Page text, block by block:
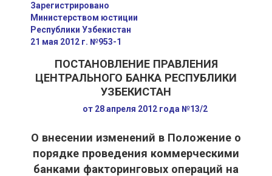
Зарегистрировано
Министерством юстиции
Республики Узбекистан
21 мая 2012 г. №953-1
ПОСТАНОВЛЕНИЕ ПРАВЛЕНИЯ
ЦЕНТРАЛЬНОГО БАНКА РЕСПУБЛИКИ
УЗБЕКИСТАН
от 28 апреля 2012 года №13/2
О внесении изменений в Положение о
порядке проведения коммерческими
банками факторинговых операций на